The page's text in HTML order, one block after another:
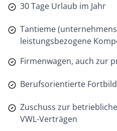
30 Tage Urlaub im Jahr
Tantieme
leistungsbezogene
Firmenwagen, auch zur
Berufsorientierte
Zuschuss zur
VWL-Verträgen